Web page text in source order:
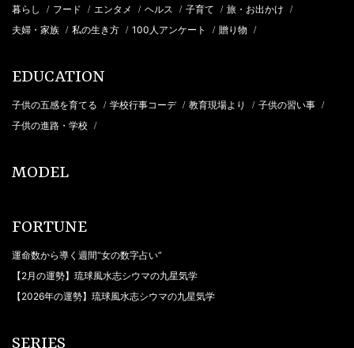
暮らし / フード / エンタメ / ヘルス / 子育て / 旅・お出かけ /
夫婦・家族 / 私の生き方 / 100人アンケート / 贈り物 /
EDUCATION
子供の五感を育てる / 学校行事コーデ / 教育現場より / 子供の習い事 /
子供の進路・学校 /
MODEL
FORTUNE
運命数から導く週間“女の数字占い”
【2月の運勢】琉球風水志シウマの九星気学
【2026年の運勢】琉球風水志シウマの九星気学